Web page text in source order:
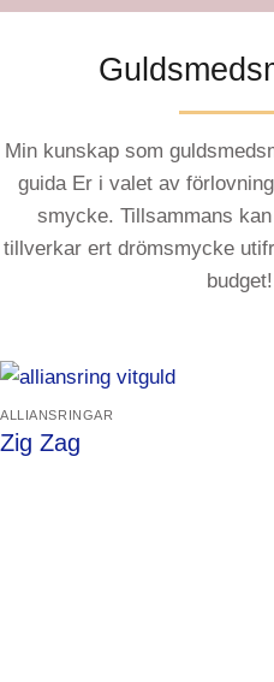
Min kunskap som
guida Er i valet av
smycke. Tillsammans
tillverkar ert drömsmycke
budget!
ALLIANSRINGAR
Zig Zag